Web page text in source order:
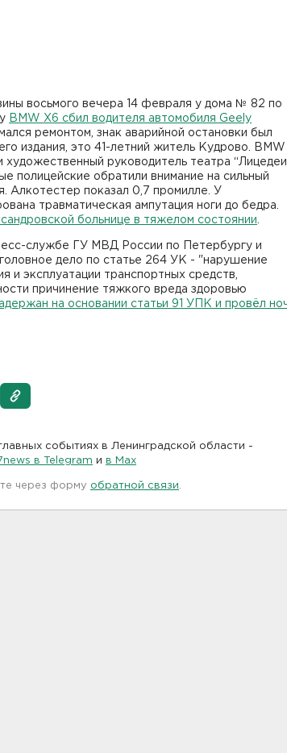
восьмого вечера 14 февраля у дома № 82 по
BMW X6 сбил водителя автомобиля Geely
ремонтом, знак аварийной остановки был
издания, это 41-летний житель Кудрово. BMW
художественный руководитель театра
полицейские обратили внимание на сильный
Алкотестер показал 0,7 промилле. У
травматическая ампутация ноги до бедра.
больнице в тяжелом состоянии
службе ГУ МВД России по Петербургу и
дело по статье 264 УК - "нарушение
и эксплуатации транспортных средств,
причинение тяжкого вреда здоровью
на основании статьи 91 УПК и провёл
событиях в Ленинградской области -
в Telegram и в Maх
через форму обратной связи